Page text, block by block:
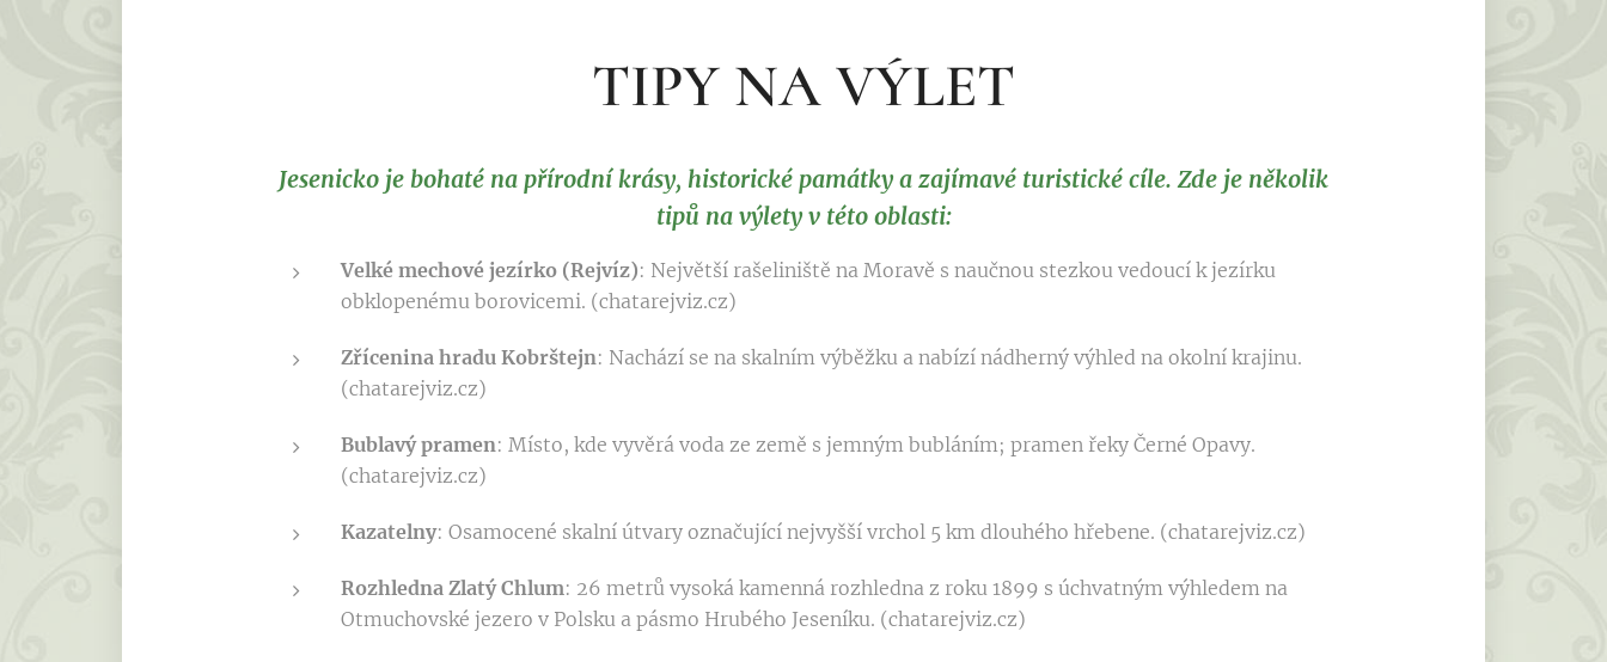
TIPY NA VÝLET
Jesenicko je bohaté na přírodní krásy, historické památky a zajímavé turistické cíle. Zde je několik
tipů na výlety v této oblasti:
Velké mechové jezírko (Rejvíz): Největší rašeliniště na Moravě s naučnou stezkou vedoucí k jezírku
obklopenému borovicemi. (chatarejviz.cz)
Zřícenina hradu Kobrštejn: Nachází se na skalním výběžku a nabízí nádherný výhled na okolní krajinu.
(chatarejviz.cz)
Bublavý pramen: Místo, kde vyvěrá voda ze země s jemným bubláním; pramen řeky Černé Opavy.
(chatarejviz.cz)
Kazatelny: Osamocené skalní útvary označující nejvyšší vrchol 5 km dlouhého hřebene. (chatarejviz.cz)
Rozhledna Zlatý Chlum: 26 metrů vysoká kamenná rozhledna z roku 1899 s úchvatným výhledem na
Otmuchovské jezero v Polsku a pásmo Hrubého Jeseníku. (chatarejviz.cz)